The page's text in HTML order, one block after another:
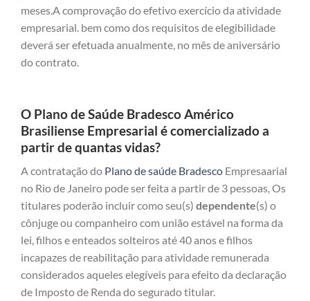
meses.A comprovação do efetivo exercício da atividade
empresarial. bem como dos requisitos de elegibilidade
deverá ser efetuada anualmente, no mês de aniversário
do contrato.
O Plano de Saúde Bradesco Américo
Brasiliense Empresarial é comercializado a
partir de quantas vidas?
A contratação do Plano de saúde Bradesco Empresaarial
no Rio de Janeiro pode ser feita a partir de 3 pessoas, Os
titulares poderão incluir como seu(s) dependente(s) o
cônjuge ou companheiro com união estável na forma da
lei, filhos e enteados solteiros até 40 anos e filhos
incapazes de reabilitação para atividade remunerada
considerados aqueles elegíveis para efeito da declaração
de Imposto de Renda do segurado titular.